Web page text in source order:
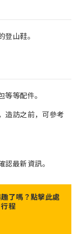
山鞋。
等配件。
造訪之前，可參考
最新資訊。
了嗎？點擊此處
程